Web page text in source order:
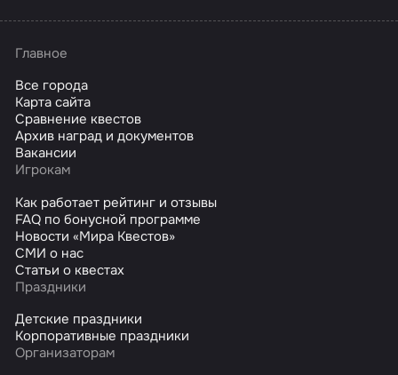
Главное
Все города
Карта сайта
Сравнение квестов
Архив наград и документов
Вакансии
Игрокам
Как работает рейтинг и отзывы
FAQ по бонусной программе
Новости «Мира Квестов»
СМИ о нас
Статьи о квестах
Праздники
Детские праздники
Корпоративные праздники
Организаторам